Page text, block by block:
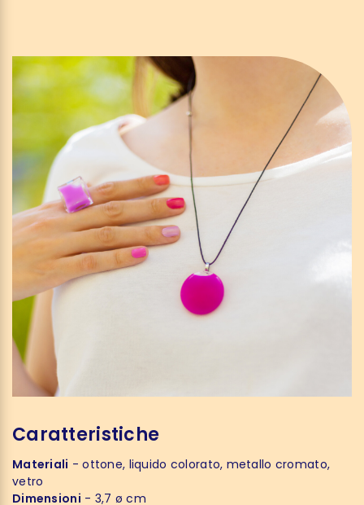
Caratteristiche
Materiali - ottone, liquido colorato, metallo cromato,
vetro
Dimensioni - 3,7 ø cm